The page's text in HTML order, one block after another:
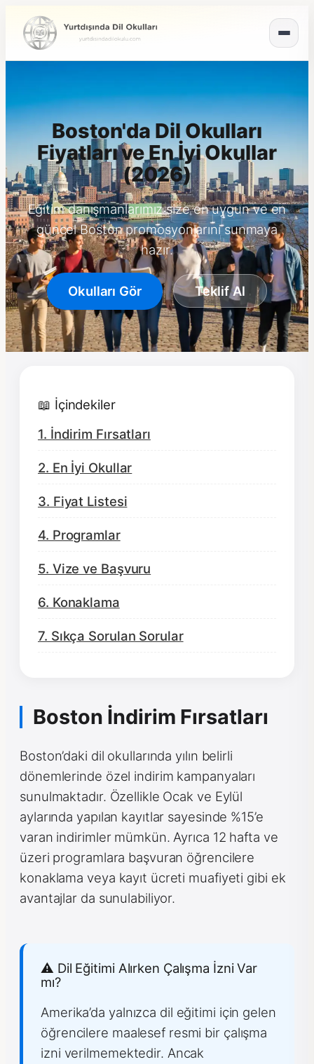
Boston'da Dil Okulları
Fiyatları ve En İyi Okullar
(2026)
Eğitim danışmanlarımız size en uygun ve en
güncel Boston promosyonlarını sunmaya
hazır.
Okulları Gör Teklif Al
📖 İçindekiler
1. İndirim Fırsatları
2. En İyi Okullar
3. Fiyat Listesi
4. Programlar
5. Vize ve Başvuru
6. Konaklama
7. Sıkça Sorulan Sorular
Boston İndirim Fırsatları
Boston’daki dil okullarında yılın belirli
dönemlerinde özel indirim kampanyaları
sunulmaktadır. Özellikle Ocak ve Eylül
aylarında yapılan kayıtlar sayesinde %15’e
varan indirimler mümkün. Ayrıca 12 hafta ve
üzeri programlara başvuran öğrencilere
konaklama veya kayıt ücreti muafiyeti gibi ek
avantajlar da sunulabiliyor.
⚠️ Dil Eğitimi Alırken Çalışma İzni Var
mı?
Amerika’da yalnızca dil eğitimi için gelen
öğrencilere maalesef resmi bir çalışma
izni verilmemektedir. Ancak